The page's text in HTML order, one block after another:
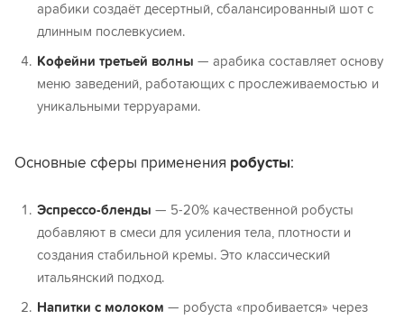
арабики создаёт десертный, сбалансированный шот с
длинным послевкусием.
Кофейни третьей волны — арабика составляет основу
меню заведений, работающих с прослеживаемостью и
уникальными терруарами.
Основные сферы применения робусты:
Эспрессо-бленды — 5-20% качественной робусты
добавляют в смеси для усиления тела, плотности и
создания стабильной кремы. Это классический
итальянский подход.
Напитки с молоком — робуста «пробивается» через